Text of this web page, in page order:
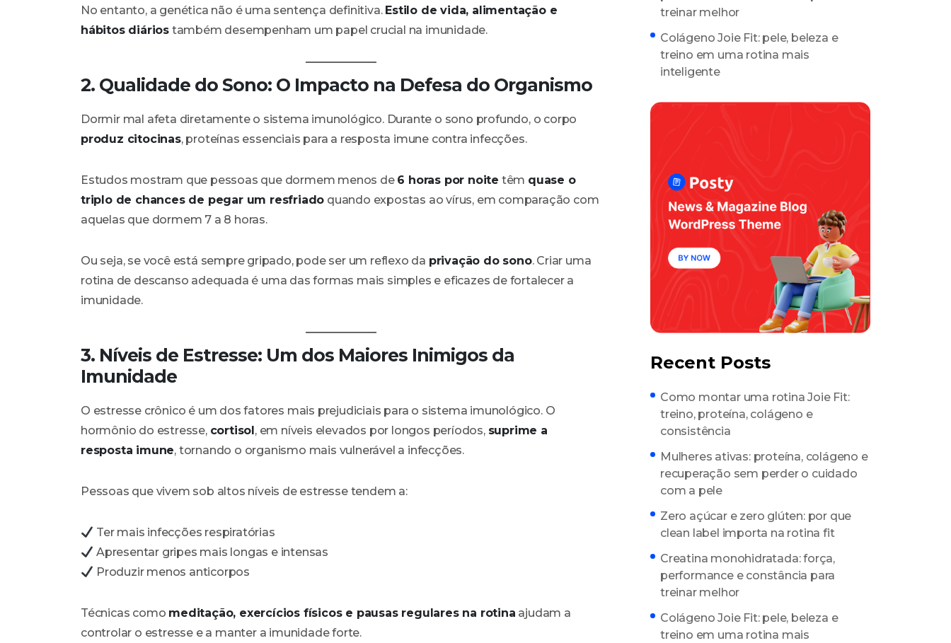
No entanto, a genética não é uma sentença definitiva. Estilo de vida, alimentação e
hábitos diários também desempenham um papel crucial na imunidade.
2. Qualidade do Sono: O Impacto na Defesa do Organismo
Dormir mal afeta diretamente o sistema imunológico. Durante o sono profundo, o corpo
produz citocinas, proteínas essenciais para a resposta imune contra infecções.
Estudos mostram que pessoas que dormem menos de 6 horas por noite têm quase o
triplo de chances de pegar um resfriado quando expostas ao vírus, em comparação com
aquelas que dormem 7 a 8 horas.
Ou seja, se você está sempre gripado, pode ser um reflexo da privação do sono. Criar uma
rotina de descanso adequada é uma das formas mais simples e eficazes de fortalecer a
imunidade.
3. Níveis de Estresse: Um dos Maiores Inimigos da
Imunidade
O estresse crônico é um dos fatores mais prejudiciais para o sistema imunológico. O
hormônio do estresse, cortisol, em níveis elevados por longos períodos, suprime a
resposta imune, tornando o organismo mais vulnerável a infecções.
Pessoas que vivem sob altos níveis de estresse tendem a:
Ter mais infecções respiratórias
Apresentar gripes mais longas e intensas
Produzir menos anticorpos
Técnicas como meditação, exercícios físicos e pausas regulares na rotina ajudam a
controlar o estresse e a manter a imunidade forte.
treinar melhor
Colágeno Joie Fit: pele, beleza e
treino em uma rotina mais
inteligente
Recent Posts
Como montar uma rotina Joie Fit:
treino, proteína, colágeno e
consistência
Mulheres ativas: proteína, colágeno e
recuperação sem perder o cuidado
com a pele
Zero açúcar e zero glúten: por que
clean label importa na rotina fit
Creatina monohidratada: força,
performance e constância para
treinar melhor
Colágeno Joie Fit: pele, beleza e
treino em uma rotina mais